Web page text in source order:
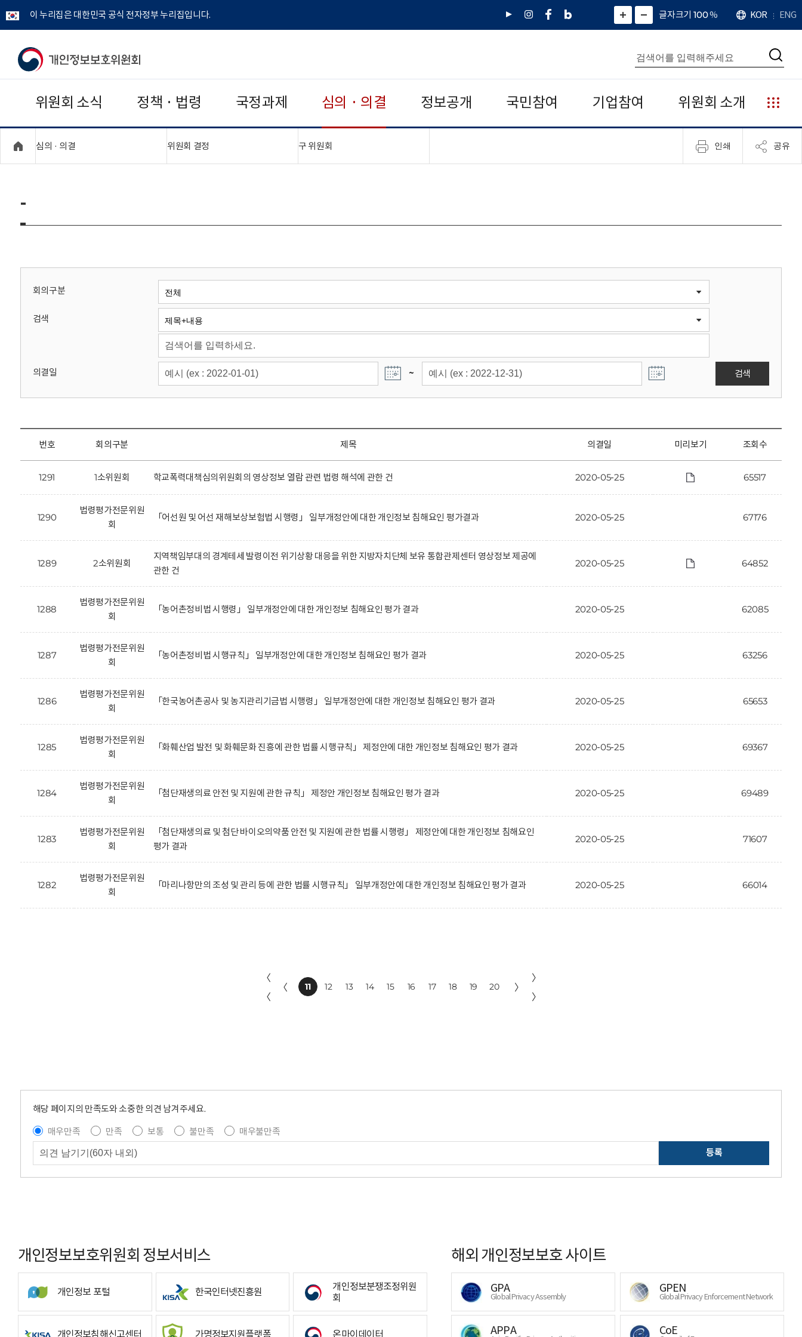
이 누리집은 대한민국 공식 전자정부 누리집입니다.
유
인
페
네
그
)
화
면
면
소
확
대
치
글자크기 100%
언
어
KOR ENG
개
보
보
위
회
통
합
검
색
검
위원회 소식 정책 · 법령 국정과제 심의 · 의결 정보공개 국민참여 기업참여 위원회 소개
누
리
집
안
심의 · 의결 위원회 결정 구 위원회 인쇄 공유
-
회의구분
검색
의결일 ~ 검색
번호 회의구분 제목 의결일 미리보기 조회수
1291 1소위원회 학교폭력대책심의위원회의 영상정보 열람 관련 법령 해석에 관한 건 2020-05-25 65517
1290
법령평가전문위원
회
「어선원 및 어선 재해보상보험법 시행령」 일부개정안에 대한 개인정보 침해요인 평가결과 2020-05-25 67176
1289 2소위원회
지역책임부대의 경계테세 발령이전 위기상황 대응을 위한 지방자치단체 보유 통합관제센터 영상정보 제공에
관한 건
2020-05-25 64852
1288
법령평가전문위원
회
「농어촌정비법 시행령」 일부개정안에 대한 개인정보 침해요인 평가 결과 2020-05-25 62085
1287
법령평가전문위원
회
「농어촌정비법 시행규칙」 일부개정안에 대한 개인정보 침해요인 평가 결과 2020-05-25 63256
1286
법령평가전문위원
회
「한국농어촌공사 및 농지관리기금법 시행령」 일부개정안에 대한 개인정보 침해요인 평가 결과 2020-05-25 65653
1285
법령평가전문위원
회
「화훼산업 발전 및 화훼문화 진흥에 관한 법률 시행규칙」 제정안에 대한 개인정보 침해요인 평가 결과 2020-05-25 69367
1284
법령평가전문위원
회
「첨단재생의료 안전 및 지원에 관한 규칙」 제정안 개인정보 침해요인 평가 결과 2020-05-25 69489
1283
법령평가전문위원
회
「첨단재생의료 및 첨단 바이오의약품 안전 및 지원에 관한 법률 시행령」 제정안에 대한 개인정보 침해요인
평가 결과
2020-05-25 71607
1282
법령평가전문위원
회
「마리나항만의 조성 및 관리 등에 관한 법률 시행규칙」 일부개정안에 대한 개인정보 침해요인 평가 결과 2020-05-25 66014
〈
〈
〈 11 12 13 14 15 16 17 18 19 20 〉
〉
〉
해당 페이지의 만족도와 소중한 의견 남겨주세요.
매우만족
만족 보통 불만족
매우불만족
등록
개인정보보호위원회 정보서비스
개인정보 포털 한국인터넷진흥원
개인정보분쟁조정위원
회
개인정보침해신고센터 가명정보지원플랫폼 온마이데이터
해외 개인정보보호 사이트
GPA
Global Privacy Assembly
GPEN
Global Privacy Enforcement Network
APPA CoE